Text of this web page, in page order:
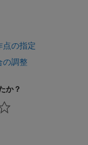
点の指定
の調整
か？